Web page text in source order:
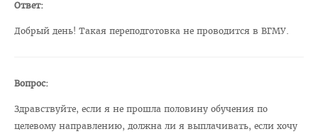
Документы
Адрес
Ответ:
Добрый день! Такая переподготовка не проводится в ВГМУ.
Вопрос:
Здравствуйте, если я не прошла половину обучения по
целевому направлению, должна ли я выплачивать, если хочу